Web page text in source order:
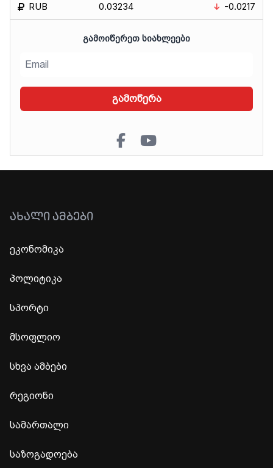
RUB
0.03234
-0.0217
ᲒᲐᲛᲝᲘᲬᲔᲠᲔᲗ ᲡᲘᲐᲮᲚᲔᲔᲑᲘ
გამოწერა
ᲐᲮᲐᲚᲘ ᲐᲛᲑᲔᲑᲘ
ეკონომიკა
პოლიტიკა
სპორტი
მსოფლიო
სხვა ამბები
რეგიონი
სამართალი
საზოგადოება